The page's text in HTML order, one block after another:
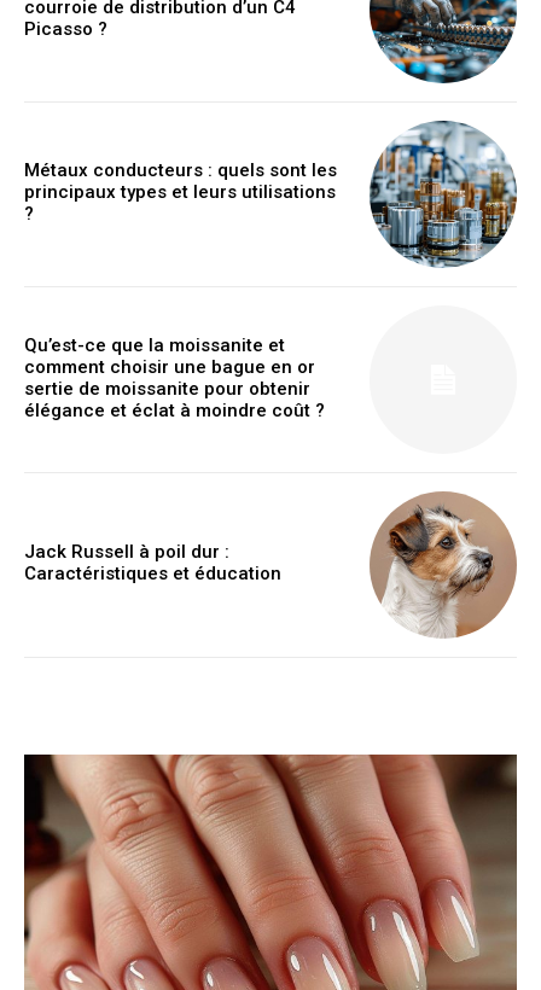
courroie de distribution d’un C4
Picasso ?
Métaux conducteurs : quels sont les
principaux types et leurs utilisations
?
Qu’est-ce que la moissanite et
comment choisir une bague en or
sertie de moissanite pour obtenir
élégance et éclat à moindre coût ?
Jack Russell à poil dur :
Caractéristiques et éducation